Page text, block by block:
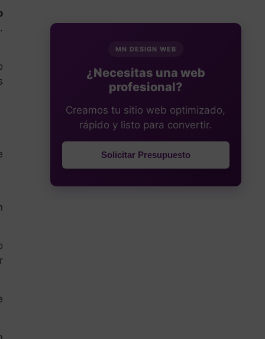
MN DESIGN WEB
¿Necesitas una web
profesional?
Creamos tu sitio web optimizado,
rápido y listo para convertir.
Solicitar Presupuesto